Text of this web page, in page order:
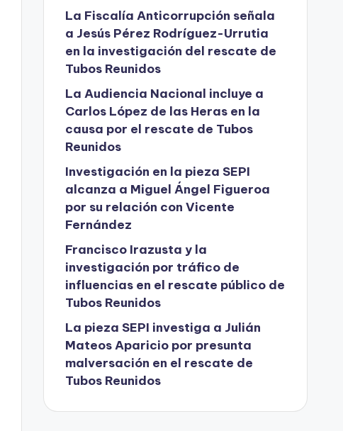
La Fiscalía Anticorrupción señala
a Jesús Pérez Rodríguez-Urrutia
en la investigación del rescate de
Tubos Reunidos
La Audiencia Nacional incluye a
Carlos López de las Heras en la
causa por el rescate de Tubos
Reunidos
Investigación en la pieza SEPI
alcanza a Miguel Ángel Figueroa
por su relación con Vicente
Fernández
Francisco Irazusta y la
investigación por tráfico de
influencias en el rescate público de
Tubos Reunidos
La pieza SEPI investiga a Julián
Mateos Aparicio por presunta
malversación en el rescate de
Tubos Reunidos